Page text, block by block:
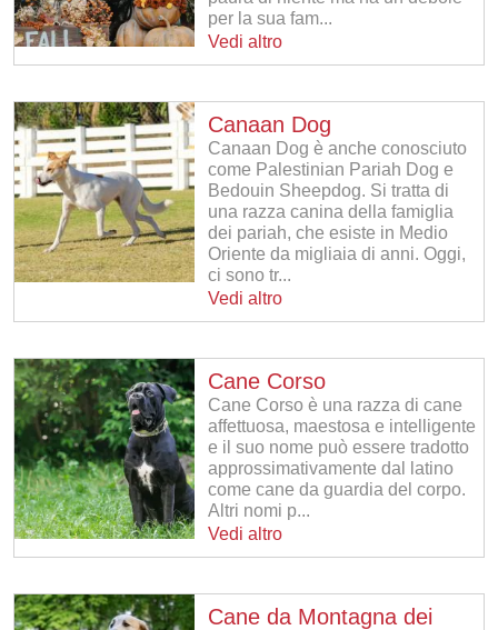
per la sua fam...
Vedi altro
Canaan Dog
Canaan Dog è anche conosciuto
come Palestinian Pariah Dog e
Bedouin Sheepdog. Si tratta di
una razza canina della famiglia
dei pariah, che esiste in Medio
Oriente da migliaia di anni. Oggi,
ci sono tr...
Vedi altro
Cane Corso
Cane Corso è una razza di cane
affettuosa, maestosa e intelligente
e il suo nome può essere tradotto
approssimativamente dal latino
come cane da guardia del corpo.
Altri nomi p...
Vedi altro
Cane da Montagna dei